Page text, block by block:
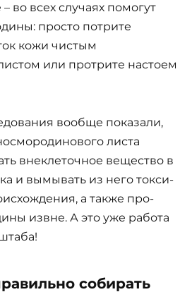
во всех случаях помогут
просто потрите
кожи чистым
или протрите настоем
вообще показали,
листа
внеклеточное вещество в
и вымывать из него токси­
а также про­
извне. А это уже работа
собирать